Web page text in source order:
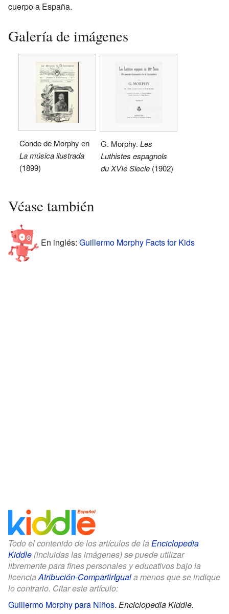
cuerpo a España.
Galería de imágenes
Conde de Morphy en
La música ilustrada
(1899)
G. Morphy. Les
Luthistes espagnols
du XVIe Siecle (1902)
Véase también
En inglés: Guillermo Morphy Facts for Kids
Todo el contenido de los artículos de la Enciclopedia
Kiddle (incluidas las imágenes) se puede utilizar
libremente para fines personales y educativos bajo la
licenciaAtribución-CompartirIguala menos que se indique
lo contrario. Citar este artículo:
Guillermo Morphy para Niños. Enciclopedia Kiddle.